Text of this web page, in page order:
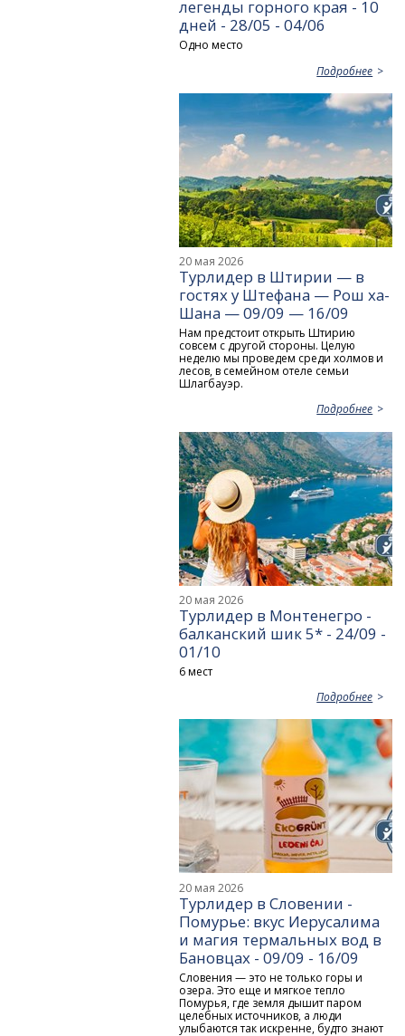
легенды горного края - 10
дней - 28/05 - 04/06
Одно место
Подробнее
20 мая 2026
Турлидер в Штирии — в
гостях у Штефана — Рош ха-
Шана — 09/09 — 16/09
Нам предстоит открыть Штирию
совсем с другой стороны. Целую
неделю мы проведем среди холмов и
лесов, в семейном отеле семьи
Шлагбауэр.
Подробнее
20 мая 2026
Турлидер в Монтенегро -
балканский шик 5* - 24/09 -
01/10
6 мест
Подробнее
20 мая 2026
Турлидер в Словении -
Помурье: вкус Иерусалима
и магия термальных вод в
Бановцах - 09/09 - 16/09
Словения — это не только горы и
озера. Это еще и мягкое тепло
Помурья, где земля дышит паром
целебных источников, а люди
улыбаются так искренне, будто знают